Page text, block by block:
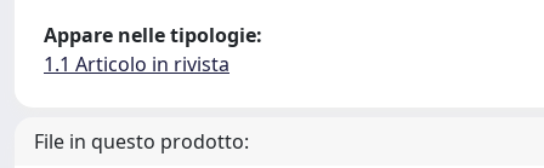
Appare nelle tipologie:
1.1 Articolo in rivista
File in questo prodotto: